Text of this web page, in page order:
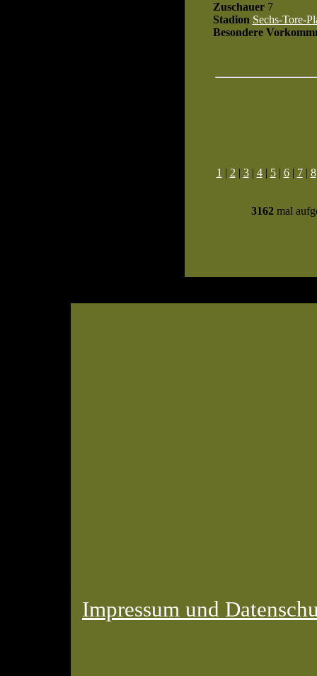
Zuschauer7
Stadion Sechs-Tore-
Besondere
1 | 2 | 3| 4| 5| 6| 7| 8
3162 mal
Impressum und